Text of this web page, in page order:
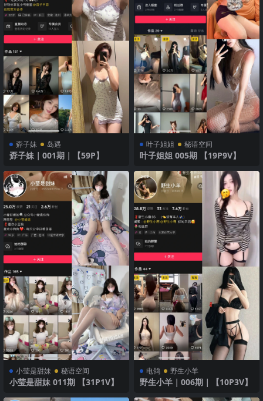
孬子妹 岛遇
孬子妹｜001期｜【59P】
叶子姐姐 秘语空间
叶子姐姐 005期 【19P9V】
小莹是甜妹 秘语空间
小莹是甜妹 011期 【31P1V】
电鸽 野生小羊
野生小羊｜006期｜【10P3V】